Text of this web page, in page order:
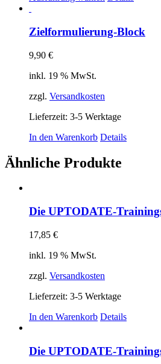
mehrere
Varianten
Produktseite
werden
Zielformulierung-Block
9,90 €
inkl. 19 % MwSt.
zzgl. Versandkosten
Lieferzeit: 3-5 Werktage
In den Warenkorb Details
Ähnliche Produkte
Die UPTODATE-
17,85 €
inkl. 19 % MwSt.
zzgl. Versandkosten
Lieferzeit: 3-5 Werktage
In den Warenkorb Details
Die UPTODATE-